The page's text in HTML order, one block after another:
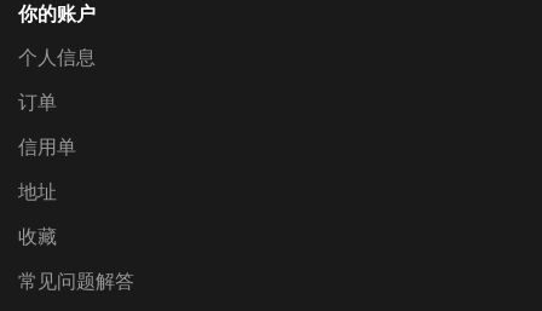
你的账户
个人信息
订单
信用单
地址
收藏
常见问题解答